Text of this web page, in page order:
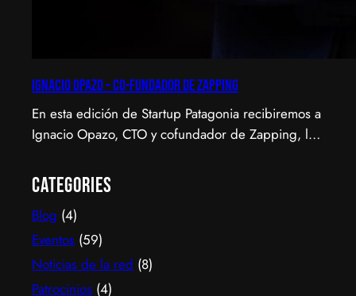
Ignacio Opazo – Co-Fundador de Zapping
En esta edición de Startup Patagonia recibiremos a
Ignacio Opazo, CTO y cofundador de Zapping, la
que América Latina ve televisión. ​Zapping nació
con una idea simple y potente: ofrecer una
experiencia de TV por internet fluida, sin
decodificadores ni contratos, y hoy suma más de
600…
Categories
Blog (4)
Eventos (59)
Noticias de la red (8)
Patrocinios (4)